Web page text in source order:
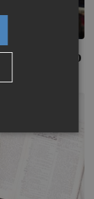
a todo